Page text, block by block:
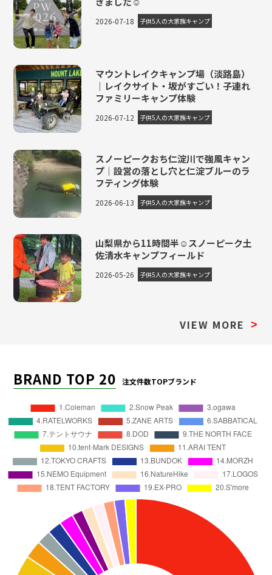
2026-07-18 子供5人の大家族キャンプ
マウントレイクキャンプ場（淡路島）
｜レイクサイト・坂がすごい！子連れ
ファミリーキャンプ体験
2026-07-12 子供5人の大家族キャンプ
スノーピークおち仁淀川で強風キャン
プ｜設営の落とし穴と仁淀ブルーのラ
フティング体験
2026-06-13 子供5人の大家族キャンプ
山梨県から11時間半☺スノーピーク土
佐清水キャンプフィールド
2026-05-26 子供5人の大家族キャンプ
VIEW MORE >
BRAND TOP 20 注文件数TOPブランド